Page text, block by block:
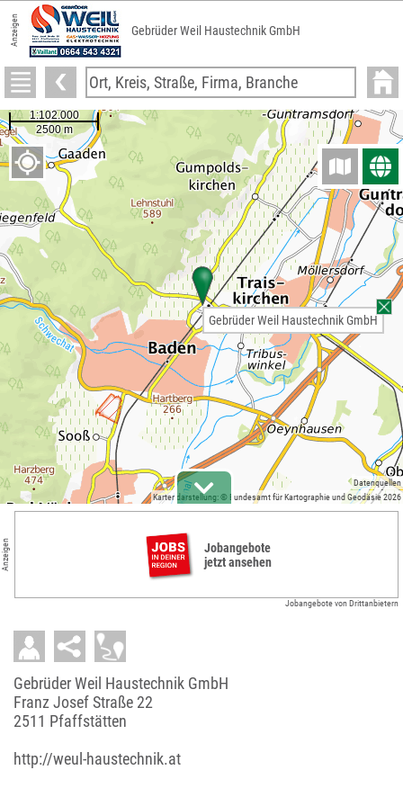
Anzeigen Gebrüder Weil Haustechnik GmbH
Kartendarstellung: © Bundesamt für Kartographie und Geodäsie 2026
Datenquellen
Gebrüder Weil Haustechnik GmbH
Anzeigen
Jobangebote
jetzt ansehen
Jobangebote von Drittanbietern
Gebrüder Weil Haustechnik GmbH
Franz Josef Straße 22
2511 Pfaffstätten
http://weul-haustechnik.at